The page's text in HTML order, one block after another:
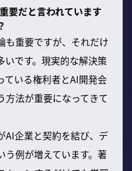
要だと言われています
も重要ですが、それだけ
いです。現実的な解決策
ている権利者とAI開発会
方法が重要になってきて
AI企業と契約を結び、デ
う例が増えています。著